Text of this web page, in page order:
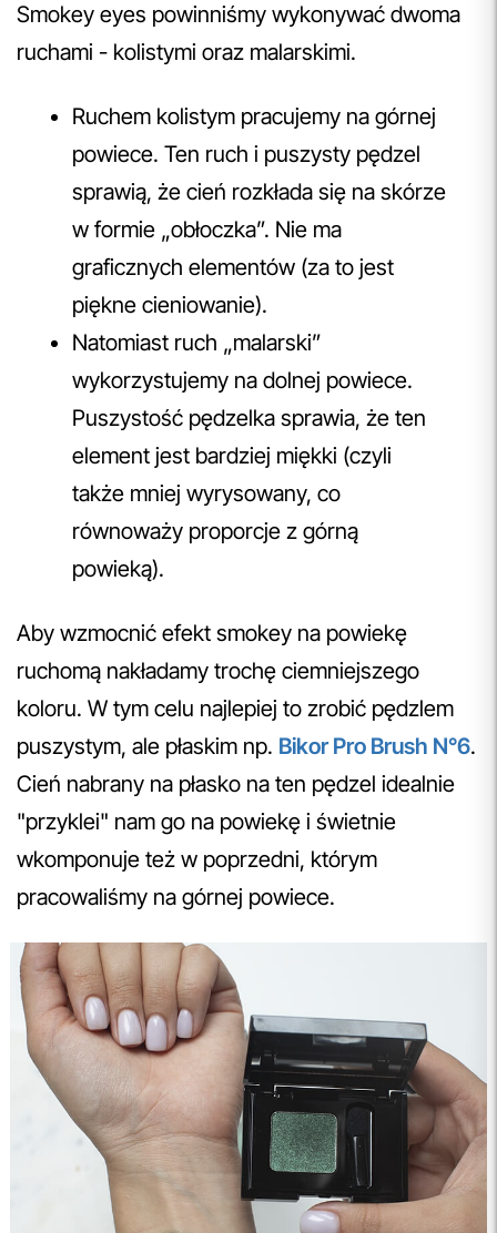
Smokey eyes powinniśmy wykonywać dwoma
ruchami - kolistymi oraz malarskimi.
Ruchem kolistym pracujemy na górnej
powiece. Ten ruch i puszysty pędzel
sprawią, że cień rozkłada się na skórze
w formie „obłoczka”. Nie ma
graficznych elementów (za to jest
piękne cieniowanie).
Natomiast ruch „malarski”
wykorzystujemy na dolnej powiece.
Puszystość pędzelka sprawia, że ten
element jest bardziej miękki (czyli
także mniej wyrysowany, co
równoważy proporcje z górną
powieką).
Aby wzmocnić efekt smokey na powiekę
ruchomą nakładamy trochę ciemniejszego
koloru. W tym celu najlepiej to zrobić pędzlem
puszystym, ale płaskim np. Bikor Pro Brush N°6.
Cień nabrany na płasko na ten pędzel idealnie
"przyklei" nam go na powiekę i świetnie
wkomponuje też w poprzedni, którym
pracowaliśmy na górnej powiece.